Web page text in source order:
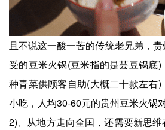
且不说这一酸一苦的传统老兄弟，
受的豆米火锅(豆米指的是芸豆锅底
种青菜供顾客自助(大概二十款左右
小吃，人均30-60元的贵州豆米火锅
2)、从地方走向全国，还需要新思维